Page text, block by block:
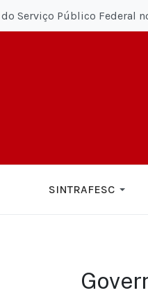
Serviço Público Federal
SINTRAFESC